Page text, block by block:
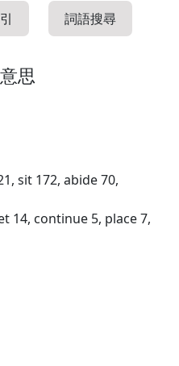
詞語搜尋
思
sit 172, abide 70,
14, continue 5, place 7,